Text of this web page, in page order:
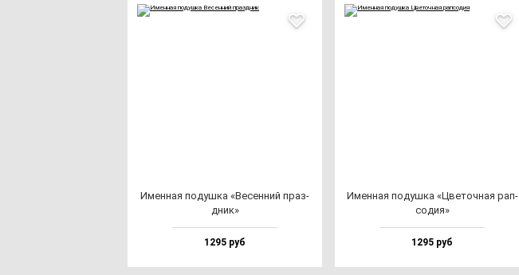
Имен­ная по­душ­ка «Весен­ний праз­
дник»
1295 руб
Имен­ная по­душ­ка «Цве­точ­ная рап­
со­дия»
1295 руб